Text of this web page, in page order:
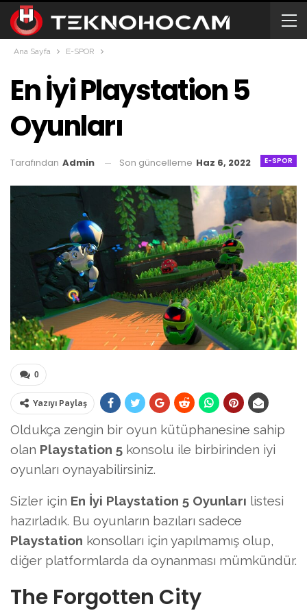
Ana Sayfa E-SPOR
En İyi Playstation 5
Oyunları
E-SPOR
Tarafından Admin Son güncelleme Haz 6, 2022
0
Yazıyı Paylaş
Oldukça zengin bir oyun kütüphanesine sahip
olan Playstation 5 konsolu ile birbirinden iyi
oyunları oynayabilirsiniz.
Sizler için En İyi Playstation 5 Oyunları listesi
hazırladık. Bu oyunların bazıları sadece
Playstation konsolları için yapılmamış olup,
diğer platformlarda da oynanması mümkündür.
The Forgotten City